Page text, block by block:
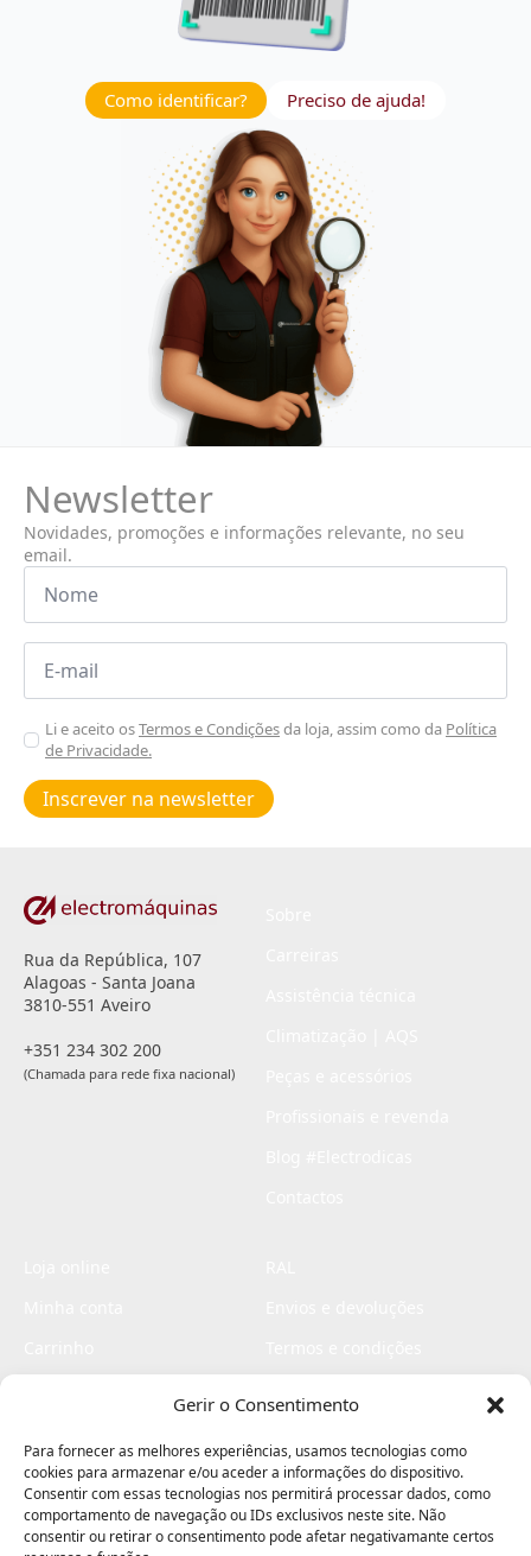
Gerir o Consentimento
Para fornecer as melhores experiências, usamos tecnologias como
cookies para armazenar e/ou aceder a informações do dispositivo.
Consentir com essas tecnologias nos permitirá processar dados, como
comportamento de navegação ou IDs exclusivos neste site. Não
consentir ou retirar o consentimento pode afetar negativamante certos
Como identificar? Preciso de ajuda!
Newsletter
Novidades, promoções e informações relevante, no seu
email.
Nome
Email
Aceitar
Poiticas
de
privacidade
Li e aceito osTermos e Condiçõesda loja, assim como da Política
de Privacidade.
Inscrever na newsletter
Rua da República, 107
Alagoas - Santa Joana
3810-551 Aveiro
+351 234 302 200
(Chamada para rede fixa nacional)
Livro de elogios